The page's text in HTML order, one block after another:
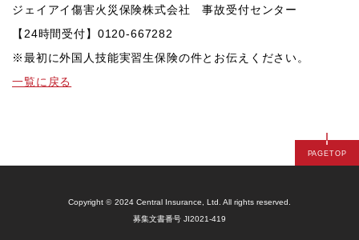
ジェイアイ傷害火災保険株式会社 事故受付センター
【24時間受付】0120-667282
※最初に外国人技能実習生保険の件とお伝えください。
一覧に戻る
PAGETOP
Copyright © 2024 Central Insurance, Ltd. All rights reserved.
募集文書番号 JI2021-419